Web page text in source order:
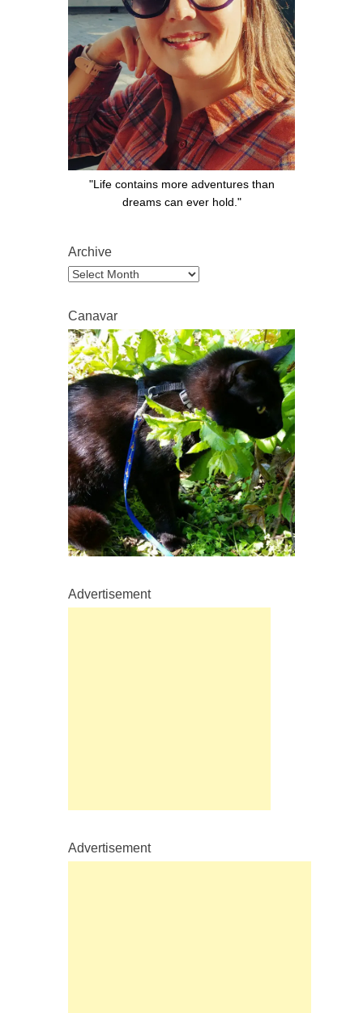
"Life contains more adventures than
dreams can ever hold."
Archive
Archive
Canavar
Advertisement
Advertisement